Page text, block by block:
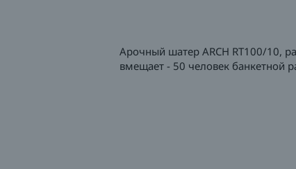
Арочный шатер ARCH RT100/10,
вмещает - 50 человек банкетной